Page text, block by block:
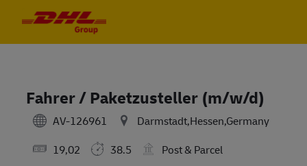
Fahrer / Paketzusteller (m/w/d)
AV-126961
Darmstadt,Hessen,Germany
19,02
38.5
Post & Parcel